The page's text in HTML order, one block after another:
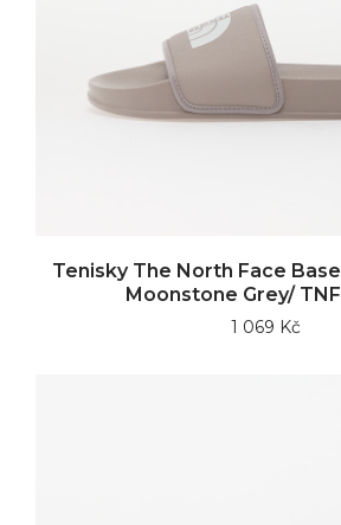
Tenisky The North Face
Moonstone Grey/
1 069 Kč